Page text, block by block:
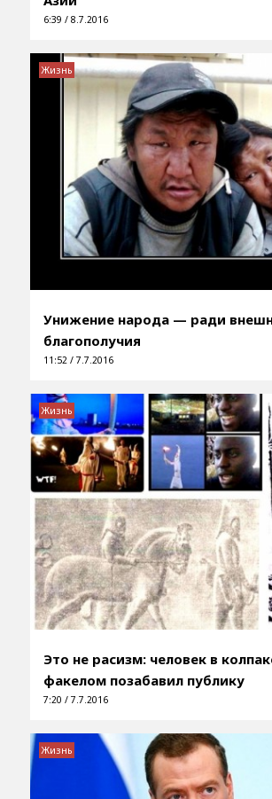
6:39 / 8.7.2016
Унижение народа — ради
благополучия
11:52 / 7.7.2016
Жизнь
Это не расизм: человек в
факелом позабавил публику
7:20 / 7.7.2016
Жизнь
Жизнь